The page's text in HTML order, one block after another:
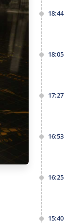
18:44
18:05
17:27
16:53
16:25
15:40